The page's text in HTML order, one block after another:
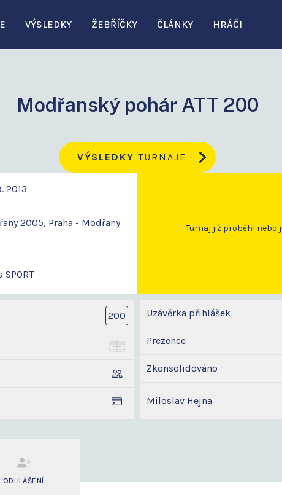
VÝSLEDKY ŽEBŘÍČKY ČLÁNKY HRÁČI
Modřanský pohár ATT 200
VÝSLEDKY TURNAJE
2013
2005, Praha - Modřany Turnaj již proběhl nebo
200 Uzávěrka přihlášek
Prezence
Zkonsolidováno
Miloslav Hejna
ODHLÁŠENÍ